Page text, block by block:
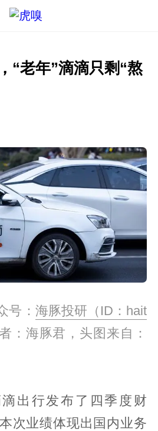
“老年”滴滴只剩“熬
号： 海豚投研（ID：hait
：海豚君，头图来自：
出行发布了四季度财
次业绩体现出国内业务